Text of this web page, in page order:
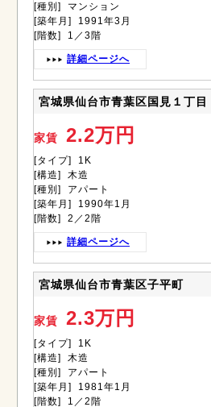
[種別] マンション
[築年月] 1991年3月
[階数] 1／3階
詳細ページへ
宮城県仙台市青葉区国見１丁目
家賃 2.2万円
[タイプ] 1K
[構造] 木造
[種別] アパート
[築年月] 1990年1月
[階数] 2／2階
詳細ページへ
宮城県仙台市青葉区子平町
家賃 2.3万円
[タイプ] 1K
[構造] 木造
[種別] アパート
[築年月] 1981年1月
[階数] 1／2階